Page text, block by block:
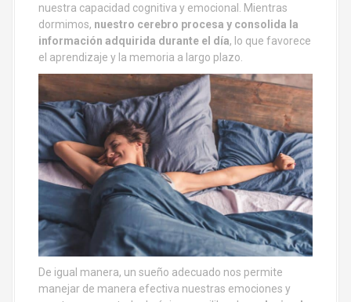
nuestra capacidad cognitiva y emocional. Mientras
dormimos, nuestro cerebro procesa y consolida la
información adquirida durante el día, lo que favorece
el aprendizaje y la memoria a largo plazo.
De igual manera, un sueño adecuado nos permite
manejar de manera efectiva nuestras emociones y